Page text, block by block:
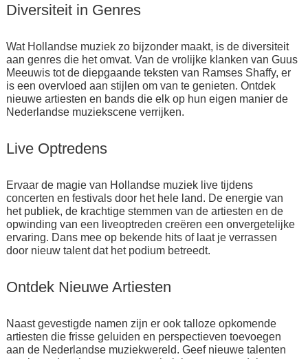
Diversiteit in Genres
Wat Hollandse muziek zo bijzonder maakt, is de diversiteit
aan genres die het omvat. Van de vrolijke klanken van Guus
Meeuwis tot de diepgaande teksten van Ramses Shaffy, er
is een overvloed aan stijlen om van te genieten. Ontdek
nieuwe artiesten en bands die elk op hun eigen manier de
Nederlandse muziekscene verrijken.
Live Optredens
Ervaar de magie van Hollandse muziek live tijdens
concerten en festivals door het hele land. De energie van
het publiek, de krachtige stemmen van de artiesten en de
opwinding van een liveoptreden creëren een onvergetelijke
ervaring. Dans mee op bekende hits of laat je verrassen
door nieuw talent dat het podium betreedt.
Ontdek Nieuwe Artiesten
Naast gevestigde namen zijn er ook talloze opkomende
artiesten die frisse geluiden en perspectieven toevoegen
aan de Nederlandse muziekwereld. Geef nieuwe talenten